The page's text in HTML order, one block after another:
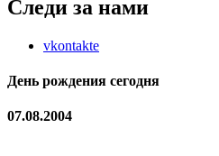
Следи за нами
vkontakte
День рождения сегодня
07.08.2004